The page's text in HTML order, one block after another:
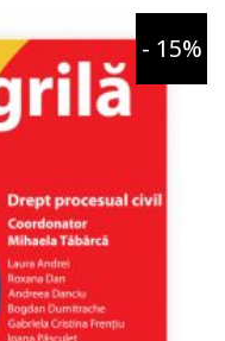
- 15%